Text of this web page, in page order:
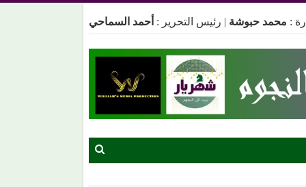
: محمد حبوشة | رئيس التحرير : أحمد السماحي